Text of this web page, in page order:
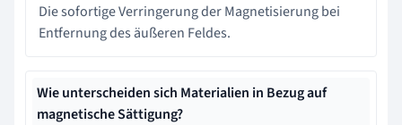
Die sofortige Verringerung der Magnetisierung bei
Entfernung des äußeren Feldes.
Wie unterscheiden sich Materialien in Bezug auf
magnetische Sättigung?